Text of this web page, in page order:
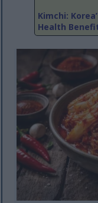
Kimchi:
Health